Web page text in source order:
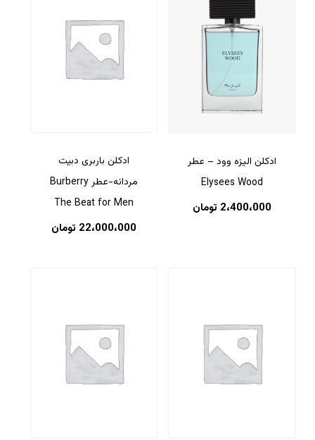
ادکلن الیزه وود – عطر
Elysees Wood
2،400،000 تومان
ادکلن باربری دبیت
مردانه-عطر Burberry
The Beat for Men
22،000،000 تومان